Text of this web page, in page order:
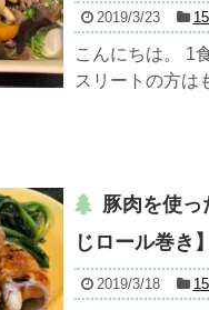
2019/3/23
こんにちは。 1
スリートの方は
豚肉を使
じロール巻き
2019/3/18